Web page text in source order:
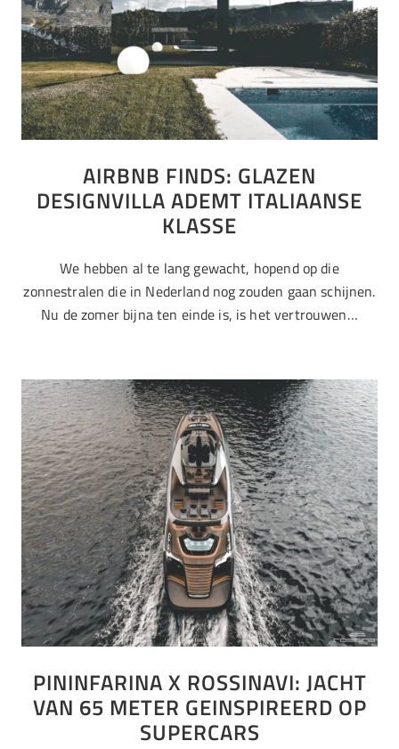
AIRBNB FINDS: GLAZEN
DESIGNVILLA ADEMT ITALIAANSE
KLASSE
We hebben al te lang gewacht, hopend op die
zonnestralen die in Nederland nog zouden gaan schijnen.
Nu de zomer bijna ten einde is, is het vertrouwen…
PININFARINA X ROSSINAVI: JACHT
VAN 65 METER GEINSPIREERD OP
SUPERCARS